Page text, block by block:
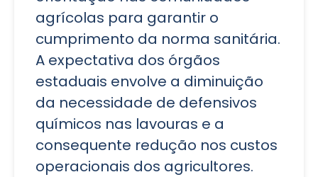
agrícolas para garantir o
cumprimento da norma sanitária.
A expectativa dos órgãos
estaduais envolve a diminuição
da necessidade de defensivos
químicos nas lavouras e a
consequente redução nos custos
operacionais dos agricultores.